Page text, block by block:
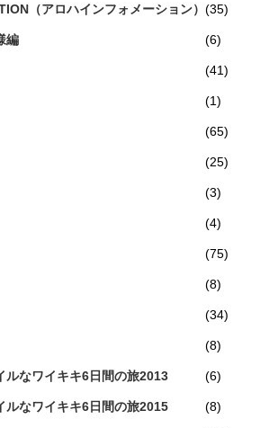
（アロハインフォメーション） (35)
編 (6)
(41)
(1)
(65)
(25)
(3)
(4)
(75)
(8)
(34)
(8)
ルなワイキキ6日間の旅2013 (6)
ルなワイキキ6日間の旅2015 (8)